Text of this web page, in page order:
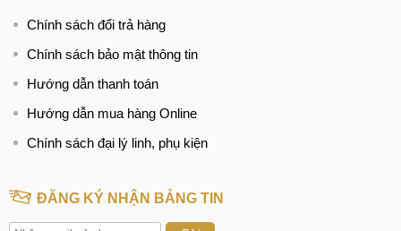
Chính sách đổi trả hàng
Chính sách bảo mật thông tin
Hướng dẫn thanh toán
Hướng dẫn mua hàng Online
Chính sách đại lý linh, phụ kiện
ĐĂNG KÝ NHẬN BẢNG TIN